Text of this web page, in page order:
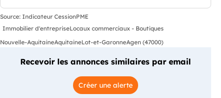
Source: Indicateur CessionPME
Immobilier d'entrepriseLocaux commerciaux - Boutiques
Nouvelle-AquitaineAquitaineLot-et-GaronneAgen (47000)
Recevoir les annonces similaires par email
Créer une alerte